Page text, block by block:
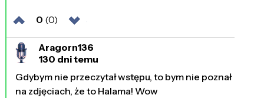
0 (0)
Aragorn136
130 dni temu
Gdybym nie przeczytał wstępu, to bym nie poznał
na zdjęciach, że to Halama! Wow